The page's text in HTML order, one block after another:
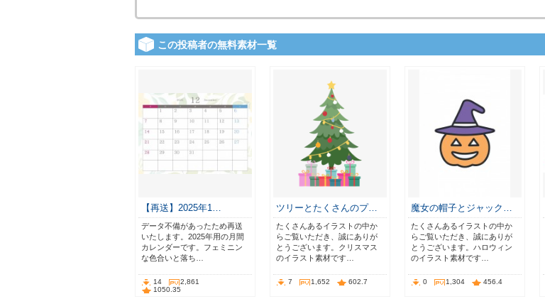
この投稿者の無料素材一覧
【再送】2025年1…
データ不備があったため再送
いたします。2025年用の月間
カレンダーです。フェミニン
な色合いと落ち…
14
2,861
1050.35
ツリーとたくさんのプ…
たくさんあるイラストの中か
らご覧いただき、誠にありが
とうございます。クリスマス
のイラスト素材です…
7 1,652 602.7
魔女の帽子とジャック…
たくさんあるイラストの中か
らご覧いただき、誠にありが
とうございます。ハロウィン
のイラスト素材です…
0 1,304 456.4